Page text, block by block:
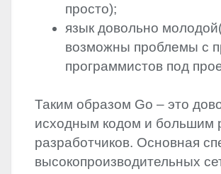
просто);
язык довольно
возможны проблемы с
программистов под
Таким образом Go – это
исходным кодом и большим
разработчиков. Основная
высокопроизводительных